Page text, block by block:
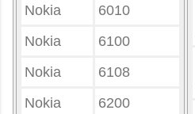
Nokia
6010
Nokia
6100
Nokia
6108
Nokia
6200